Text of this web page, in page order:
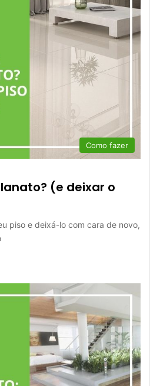
Como fazer
(e deixar o
piso e deixá-lo com cara de novo,